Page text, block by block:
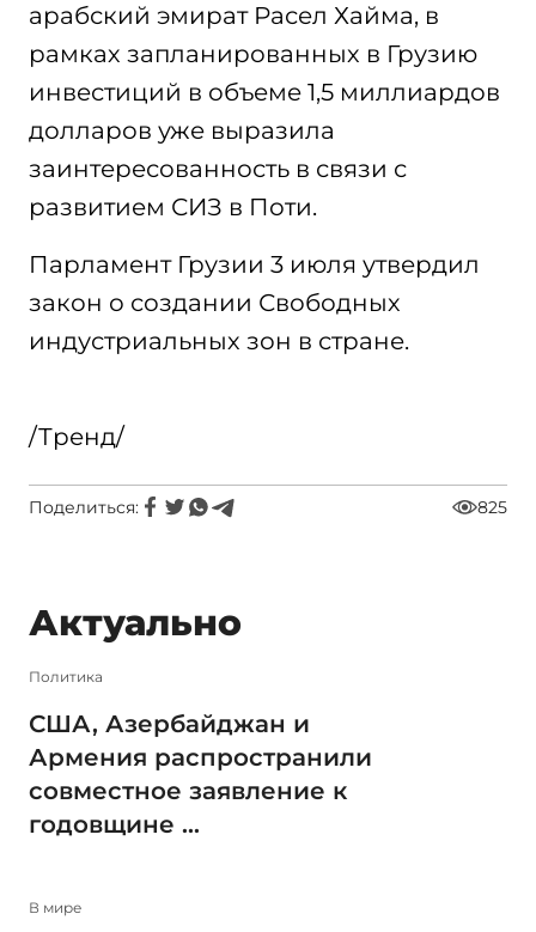
арабский эмират Расел Хайма, в
рамках запланированных в Грузию
инвестиций в объеме 1,5 миллиардов
долларов уже выразила
заинтересованность в связи с
развитием СИЗ в Поти.
Парламент Грузии 3 июля утвердил
закон о создании Свободных
индустриальных зон в стране.
/Тренд/
Поделиться: 825
Актуально
Политика
США, Азербайджан и
Армения распространили
совместное заявление к
годовщине ...
В мире